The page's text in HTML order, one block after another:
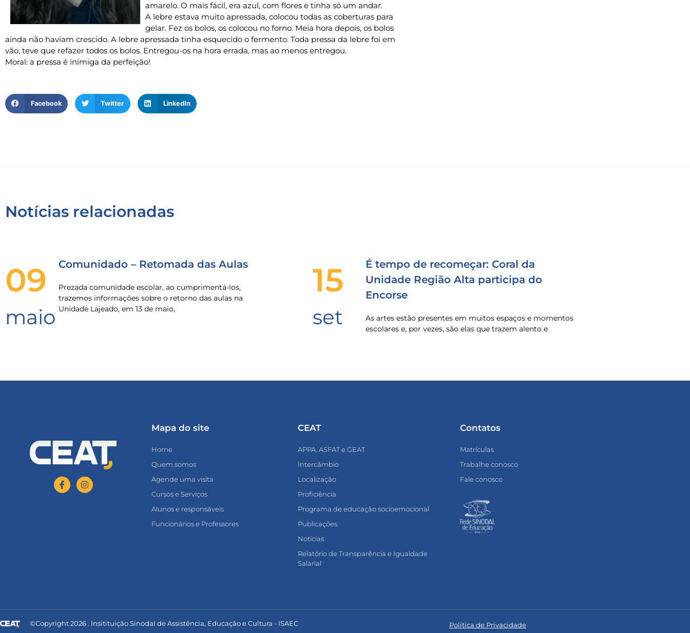
amarelo. O mais fácil, era azul, com flores e tinha só um andar.
A lebre estava muito apressada, colocou todas as coberturas para
gelar. Fez os bolos, os colocou no forno. Meia hora depois, os bolos
ainda não haviam crescido. A lebre apressada tinha esquecido o fermento. Toda pressa da lebre foi em
vão, teve que refazer todos os bolos. Entregou-os na hora errada, mas ao menos entregou.
Moral: a pressa é inimiga da perfeição!
Facebook Twitter LinkedIn
Notícias relacionadas
09
maio
Comunidado – Retomada das Aulas
Prezada comunidade escolar, ao cumprimentá-los,
trazemos informações sobre o retorno das aulas na
Unidade Lajeado, em 13 de maio,
15
set
É tempo de recomeçar: Coral da
Unidade Região Alta participa do
Encorse
As artes estão presentes em muitos espaços e momentos
escolares e, por vezes, são elas que trazem alento e
Mapa do site
Home
Quem somos
Agende uma visita
Cursos e Serviços
Alunos e responsáveis
Funcionários e Professores
CEAT
APPA, ASFAT e GEAT
Intercâmbio
Localização
Proficiência
Programa de educação socioemocional
Publicações
Notícias
Relatório de Transparência e Igualdade
Salarial
Contatos
Matrículas
Trabalhe conosco
Fale conosco
©Copyright 2026 . Insitituição Sinodal de Assistência, Educação e Cultura - ISAEC Política de Privacidade